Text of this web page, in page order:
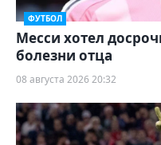
ФУТБОЛ
Месси хотел
болезни отца
08 августа 2026 20:32